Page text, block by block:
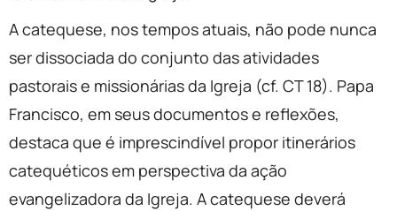
A catequese, nos tempos atuais, não pode nunca
ser dissociada do conjunto das atividades
pastorais e missionárias da Igreja (cf. CT 18). Papa
Francisco, em seus documentos e reflexões,
destaca que é imprescindível propor itinerários
catequéticos em perspectiva da ação
evangelizadora da Igreja. A catequese deverá